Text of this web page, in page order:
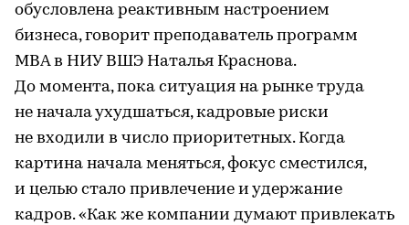
обусловлена реактивным настроением
бизнеса, говорит преподаватель программ
МВА в НИУ ВШЭ Наталья Краснова.
До момента, пока ситуация на рынке труда
не начала ухудшаться, кадровые риски
не входили в число приоритетных. Когда
картина начала меняться, фокус сместился,
и целью стало привлечение и удержание
кадров. «Как же компании думают привлекать